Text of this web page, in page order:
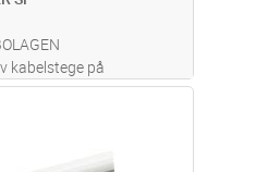
kabelstege på
skruv och mutter